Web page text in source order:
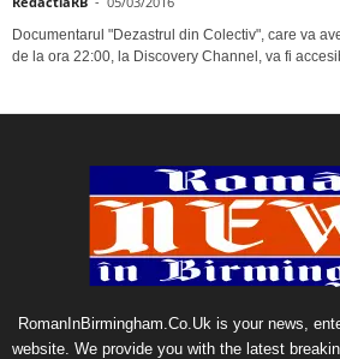
Documentarul "Dezastrul din Colectiv", care va
de la ora 22:00, la Discovery Channel, va fi
RomanInBirmingham.Co.Uk is your news,
website. We provide you with the latest